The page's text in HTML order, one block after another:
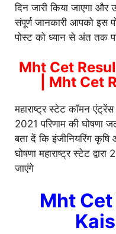
दिन जारी किया जाएगा और
संपूर्ण जानकारी आपको इस
पोस्ट को ध्यान से अंत तक
Mht Cet
| Mht Cet
महाराष्ट्र स्टेट कॉमन
2021 परिणाम की घोषणा
बता दें कि इंजीनियरिंग कृषि
घोषणा महाराष्ट्र स्टेट
जाएंगे
Mht